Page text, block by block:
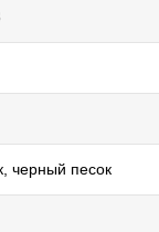
черный песок